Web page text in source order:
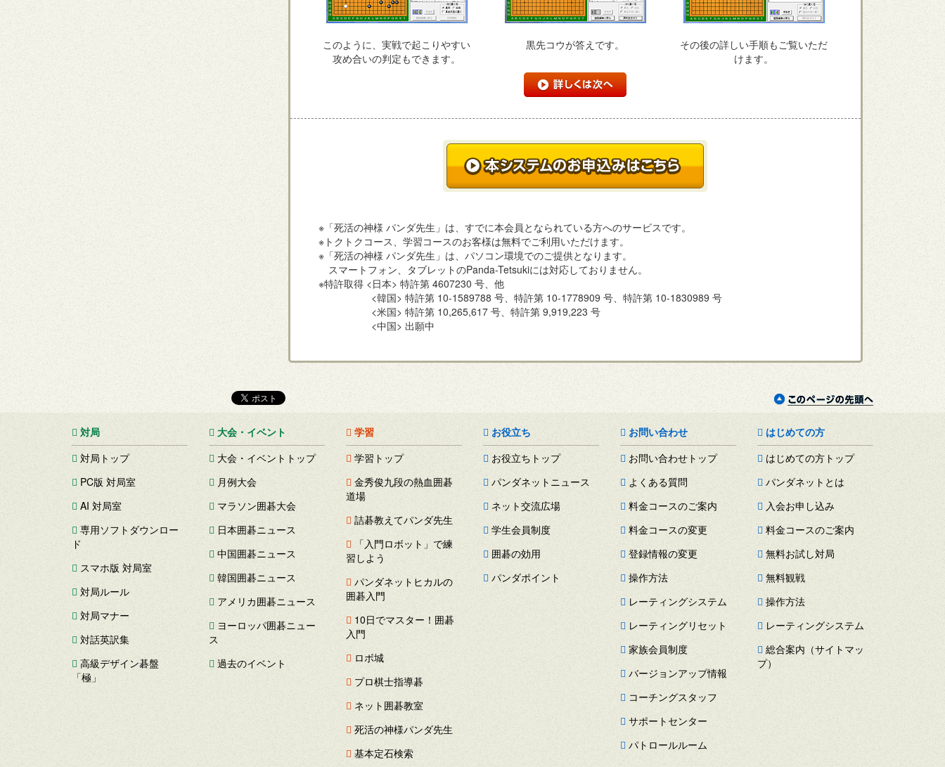
このように、実戦で起こりやすい
攻め合いの判定もできます。
黒先コウが答えです。
その後の詳しい手順もご覧いただ
けます。
※「死活の神様 パンダ先生」は、すでに本会員となられている方へのサービスです。
※トクトクコース、学習コースのお客様は無料でご利用いただけます。
※「死活の神様 パンダ先生」は、パソコン環境でのご提供となります。
スマートフォン、タブレットのPanda-Tetsukiには対応しておりません。
※特許取得 <日本> 特許第 4607230 号、他
<韓国> 特許第 10-1589788 号、特許第 10-1778909 号、特許第 10-1830989 号
<米国> 特許第 10,265,617 号、特許第 9,919,223 号
<中国> 出願中
対局
対局トップ
PC版 対局室
AI 対局室
専用ソフトダウンロー
ド
スマホ版 対局室
対局ルール
対局マナー
対話英訳集
高級デザイン碁盤
「極」
大会・イベント
大会・イベントトップ
月例大会
マラソン囲碁大会
日本囲碁ニュース
中国囲碁ニュース
韓国囲碁ニュース
アメリカ囲碁ニュース
ヨーロッパ囲碁ニュー
ス
過去のイベント
学習
学習トップ
金秀俊九段の熱血囲碁
道場
詰碁教えてパンダ先生
「入門ロボット」で練
習しよう
パンダネットヒカルの
囲碁入門
10日でマスター！囲碁
入門
ロボ城
プロ棋士指導碁
ネット囲碁教室
死活の神様パンダ先生
基本定石検索
お役立ち
お役立ちトップ
パンダネットニュース
ネット交流広場
学生会員制度
囲碁の効用
パンダポイント
お問い合わせ
お問い合わせトップ
よくある質問
料金コースのご案内
料金コースの変更
登録情報の変更
操作方法
レーティングシステム
レーティングリセット
家族会員制度
バージョンアップ情報
コーチングスタッフ
サポートセンター
パトロールルーム
はじめての方
はじめての方トップ
パンダネットとは
入会お申し込み
料金コースのご案内
無料お試し対局
無料観戦
操作方法
レーティングシステム
総合案内（サイトマッ
プ）